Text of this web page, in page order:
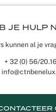
JE HULP
kunnen al je
+ 32 (0) 56/